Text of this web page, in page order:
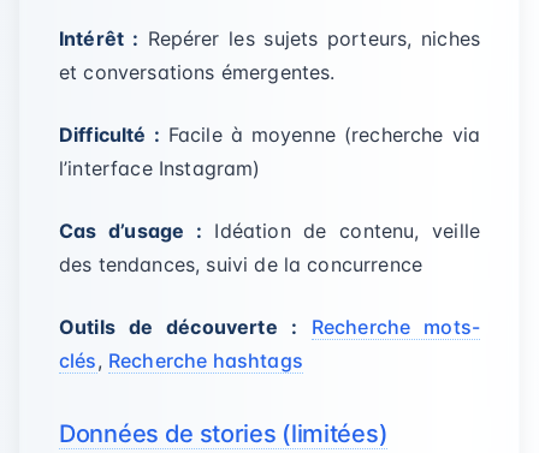
Intérêt : Repérer les sujets porteurs, niches
et conversations émergentes.
Difficulté : Facile à moyenne (recherche via
l’interface Instagram)
Cas d’usage : Idéation de contenu, veille
des tendances, suivi de la concurrence
Outils de découverte :
Recherche mots-
clés, Recherche hashtags
Données de stories (limitées)